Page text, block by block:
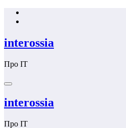
Перейти
interossia
Про IT
interossia
Про IT